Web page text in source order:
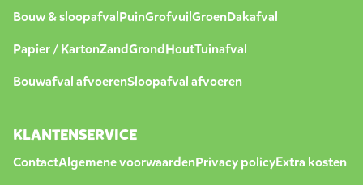
Bouw & sloopafvalPuinGrofvuilGroenDakafval
Papier / KartonZandGrondHoutTuinafval
Bouwafval afvoerenSloopafval afvoeren
KLANTENSERVICE
ContactAlgemene voorwaardenPrivacy policyExtra kosten